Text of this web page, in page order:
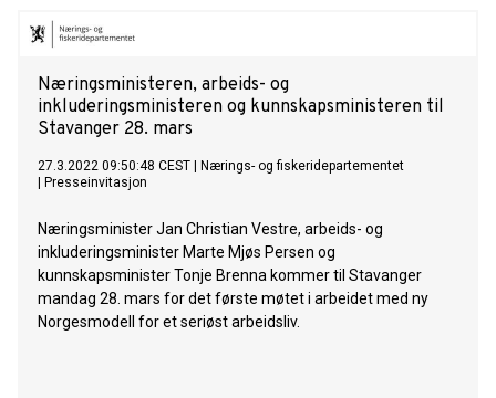
Næringsministeren, arbeids- og
inkluderingsministeren og kunnskapsministeren til
Stavanger 28. mars
27.3.2022 09:50:48 CEST
Nærings- og fiskeridepartementet
Presseinvitasjon
Næringsminister Jan Christian Vestre, arbeids- og
inkluderingsminister Marte Mjøs Persen og
kunnskapsminister Tonje Brenna kommer til Stavanger
mandag 28. mars for det første møtet i arbeidet med ny
Norgesmodell for et seriøst arbeidsliv.